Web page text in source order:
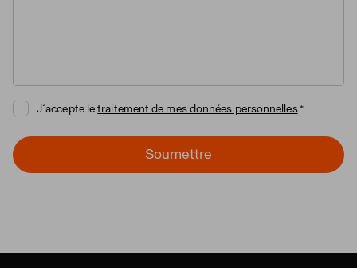
J´accepte letraitement de mes données personnelles
Soumettre